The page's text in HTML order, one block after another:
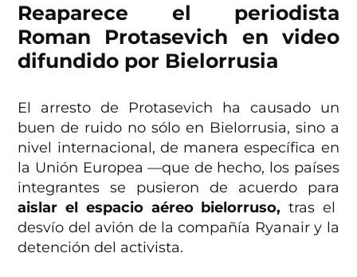
Reaparece el periodista
Roman Protasevich en video
difundido por Bielorrusia
El arresto de Protasevich ha causado un
buen de ruido no sólo en Bielorrusia, sino a
nivel internacional, de manera específica en
la Unión Europea —que de hecho, los países
integrantes se pusieron de acuerdo para
aislar el espacio aéreo bielorruso, tras el
desvío del avión de la compañía Ryanair y la
detención del activista.